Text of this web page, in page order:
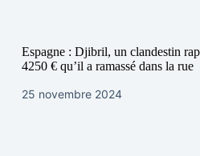
Espagne : Djibril, un clandestin
4250 € qu’il a ramassé dans la rue
25 novembre 2024